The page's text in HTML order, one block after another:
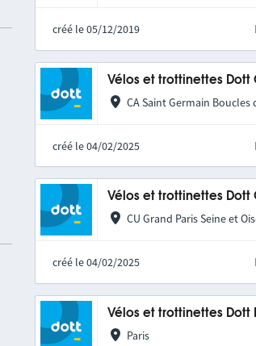
créé le 05/12/2019
Vélos et trottinettes Dott
CA Saint Germain Boucles
créé le 04/02/2025
Vélos et trottinettes Dott
CU Grand Paris Seine et
créé le 04/02/2025
Vélos et trottinettes Dott
Paris